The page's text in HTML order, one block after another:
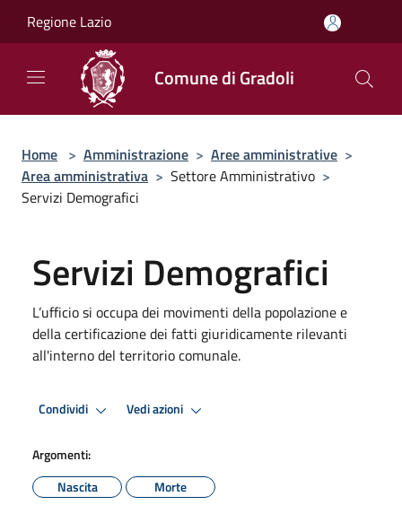
Regione Lazio
Comune di Gradoli
Home > Amministrazione > Aree amministrative >
Area amministrativa > Settore Amministrativo >
Servizi Demografici
Servizi Demografici
L’ufficio si occupa dei movimenti della popolazione e
della certificazione dei fatti giuridicamente rilevanti
all'interno del territorio comunale.
Condividi Vedi azioni
Argomenti:
Nascita
Morte